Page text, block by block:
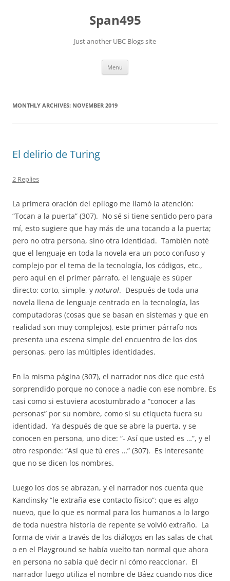
Span495
Just another UBC Blogs site
Menu
MONTHLY ARCHIVES: NOVEMBER 2019
El delirio de Turing
2 Replies
La primera oración del epílogo me llamó la atención:
“Tocan a la puerta” (307). No sé si tiene sentido pero para
mí, esto sugiere que hay más de una tocando a la puerta;
pero no otra persona, sino otra identidad. También noté
que el lenguaje en toda la novela era un poco confuso y
complejo por el tema de la tecnología, los códigos, etc.,
pero aquí en el primer párrafo, el lenguaje es súper
directo: corto, simple, y natural. Después de toda una
novela llena de lenguaje centrado en la tecnología, las
computadoras (cosas que se basan en sistemas y que en
realidad son muy complejos), este primer párrafo nos
presenta una escena simple del encuentro de los dos
personas, pero las múltiples identidades.
En la misma página (307), el narrador nos dice que está
sorprendido porque no conoce a nadie con ese nombre. Es
casi como si estuviera acostumbrado a “conocer a las
personas” por su nombre, como si su etiqueta fuera su
identidad. Ya después de que se abre la puerta, y se
conocen en persona, uno dice: “- Así que usted es …”, y el
otro responde: “Así que tú eres …” (307). Es interesante
que no se dicen los nombres.
Luego los dos se abrazan, y el narrador nos cuenta que
Kandinsky “le extraña ese contacto físico”; que es algo
nuevo, que lo que es normal para los humanos a lo largo
de toda nuestra historia de repente se volvió extraño. La
forma de vivir a través de los diálogos en las salas de chat
o en el Playground se había vuelto tan normal que ahora
en persona no sabía qué decir ni cómo reaccionar. El
narrador luego utiliza el nombre de Báez cuando nos dice